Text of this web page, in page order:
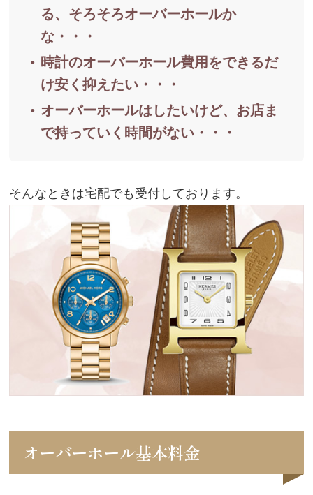
る、そろそろオーバーホールか
な・・・
時計のオーバーホール費用をできるだ
け安く抑えたい・・・
オーバーホールはしたいけど、お店ま
で持っていく時間がない・・・
そんなときは宅配でも受付しております。
オーバーホール基本料金